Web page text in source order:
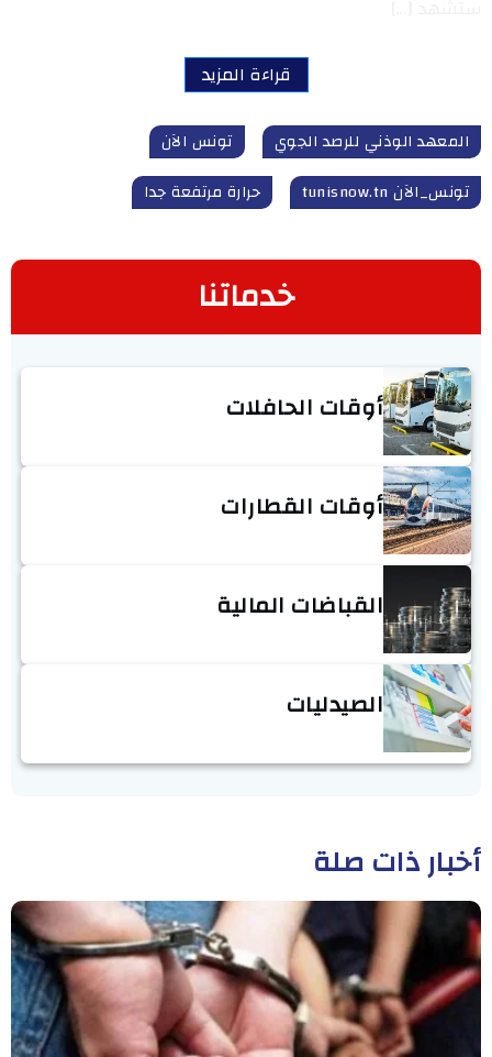
قراءة المزيد
المعهد الوذني للرصد الجوي
تونس الآن
تونس_الآن tunisnow.tn
حرارة مرتفعة جدا
خدماتنا
أوقات الحافلات
أوقات القطارات
القباضات المالية
الصيدليات
أخبار ذات صلة